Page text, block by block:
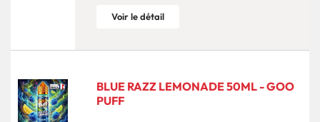
Voir le détail
BLUE RAZZ LEMONADE 50ML - GOO
PUFF